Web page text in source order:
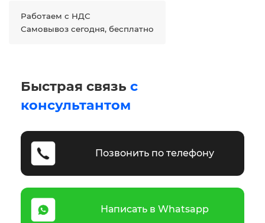
Работаем с НДС
Самовывоз сегодня, бесплатно
Быстрая связь с
консультантом
Позвонить по телефону
Написать в Whatsapp